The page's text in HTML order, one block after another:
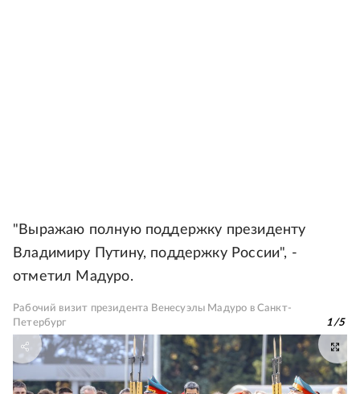
"Выражаю полную поддержку президенту
Владимиру Путину, поддержку России", -
отметил Мадуро.
Рабочий визит президента Венесуэлы Мадуро в Санкт-
Петербург
1/5